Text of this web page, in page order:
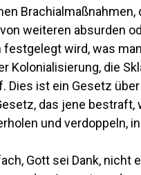
Brachialmaßnahmen,
weiteren absurden
wird, was
Kolonialisierung, die
Dies ist ein Gesetz
das jene bestraft,
und verdoppeln,
Gott sei Dank, nicht